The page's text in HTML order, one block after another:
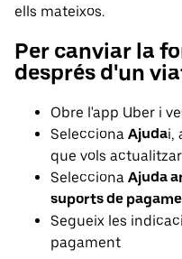
ells mateixos.
Per canviar la
després d'un
Obre l'app Uber i
Selecciona Ajudai,
que vols actualitzar
Selecciona Ajuda
suports de
Segueix les
pagament